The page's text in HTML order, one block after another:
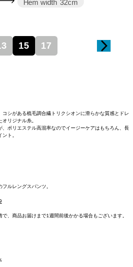
Hem width 32cm
15 17
シがある梳毛調合繊トリクシオンに滑らかな質感とドレ
リジナル糸。
ポリエステル高混率なのでイージーケアはもちろん、長
ト。
ルレングスパンツ。
、商品お届けまで1週間前後かかる場合もございます。